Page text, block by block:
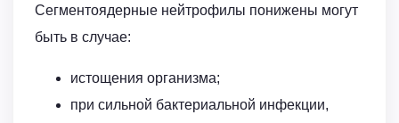
Сегментоядерные нейтрофилы понижены могут
быть в случае:
истощения организма;
при сильной бактериальной инфекции,